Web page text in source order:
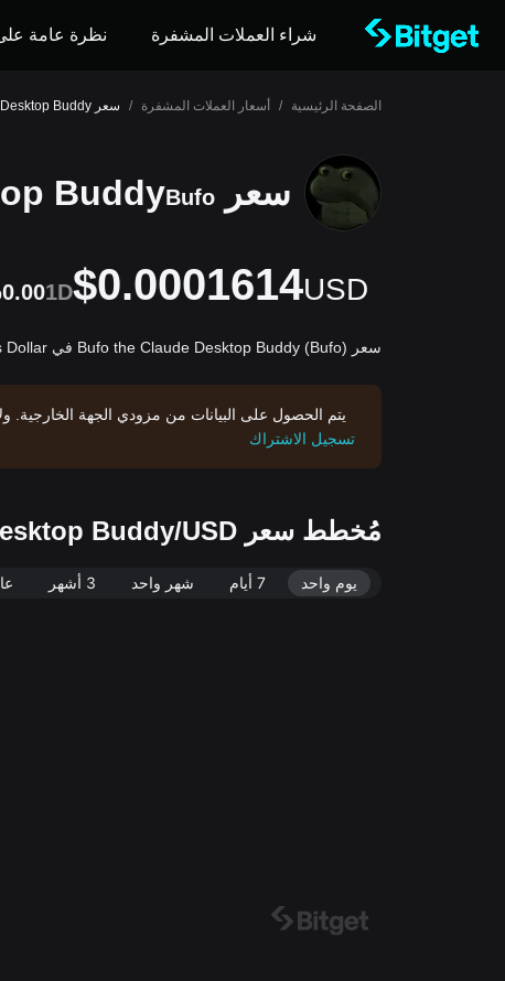
شراء العملات المشفرة نظرة عامة
الصفحة الرئيسية / أسعار العملات المشفرة / سعر Bufo the Claude Desktop Buddy
سعر Bufo the Claude Desktop Buddy Bufo
$0.0001614USD
1D
سعر Bufo the Claude Desktop Buddy (Bufo) في United States Dollar يصل إلى $0.0001614USD.
يتم الحصول على البيانات من مزودي الجهة الخارجية.
تسجيل الاشتراك
مُخطط سعر Bufo the Claude Desktop Buddy/USD المباشر (Bufo/USD)
يوم واحد 7 أيام شهر واحد 3 أشهر